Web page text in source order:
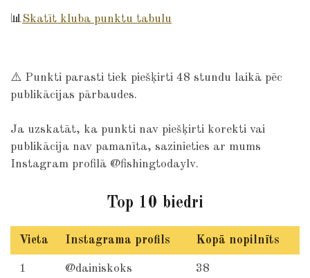
📊Skatīt kluba punktu tabulu
⚠️ Punkti parasti tiek piešķirti 48 stundu laikā pēc
publikācijas pārbaudes.
Ja uzskatāt, ka punkti nav piešķirti korekti vai
publikācija nav pamanīta, sazinieties ar mums
Instagram profilā @fishingtodaylv.
Top 10 biedri
Vieta Instagrama profils Kopā nopilnīts
1 @dainiskoks 38